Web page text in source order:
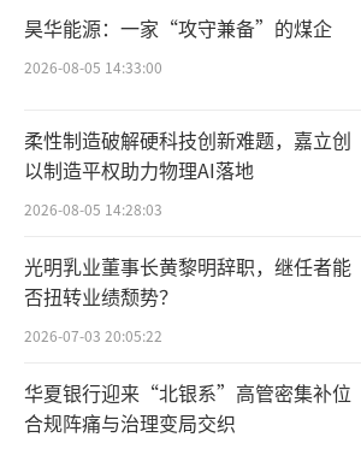
创板，公司是一家半导体专用
要从事晶体生长设备的研发、
半导体材料厂商及其他材料客
单晶硅炉、碳化硅单晶炉和光
财务数据显示，2023年、
份实现营业收入分别约4.06亿
对应实现归属净利润分别约
4.71万元；对应实现扣非后归
239.1万元、3022.58万元。
昊华能源：一家“攻守兼备”的煤企
2026-08-05 14:33:00
柔性制造破解硬科技创新难题，嘉立创
以制造平权助力物理AI落地
2026-08-05 14:28:03
光明乳业董事长黄黎明辞职，继任者能
否扭转业绩颓势？
2026-07-03 20:05:22
华夏银行迎来“北银系”高管密集补位
合规阵痛与治理变局交织